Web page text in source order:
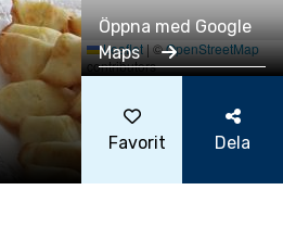
Leaflet|©OpenStreetMap
contributors
Öppna med Google
Maps
Favorit Dela